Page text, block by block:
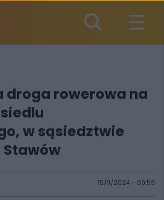
droga rowerowa na
w sąsiedztwie
Stawów
15/11/2024 - 09:59